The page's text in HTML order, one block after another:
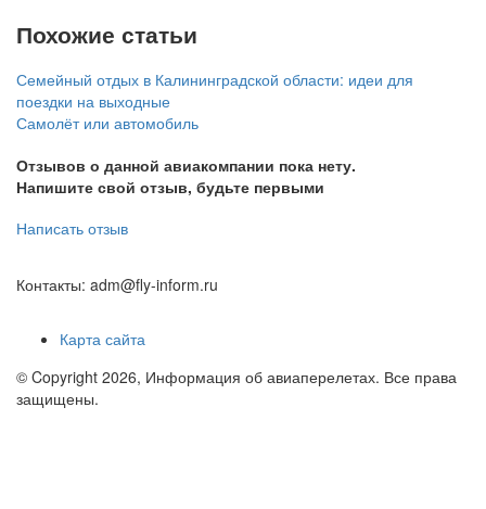
Похожие статьи
Семейный отдых в Калининградской области: идеи для
поездки на выходные
Самолёт или автомобиль
Отзывов о данной авиакомпании пока нету.
Напишите свой отзыв, будьте первыми
Написать отзыв
Контакты: adm@fly-inform.ru
Карта сайта
© Copyright 2026, Информация об авиаперелетах. Все права
защищены.